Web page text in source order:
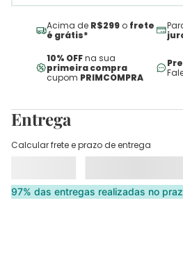
Acima de R$299 o frete
é grátis*
10% OFFna sua
primeira compra
cupom PRIMCOMPRA
Entrega
Calcular frete e prazo de entrega
97% das entregas realizadas no